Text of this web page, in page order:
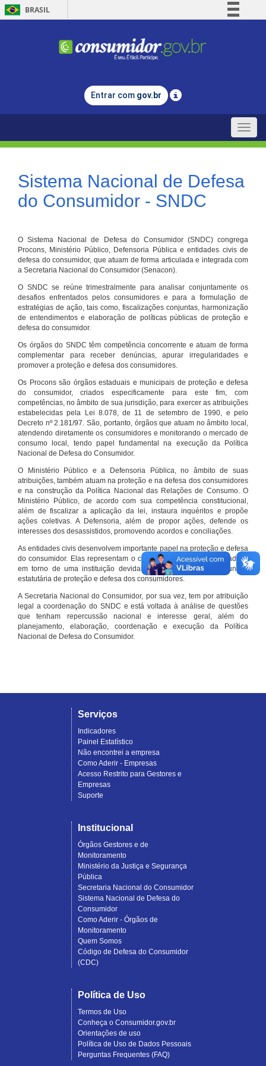
BRASIL
Comunica BR
Legislação
Entrar com gov.br
Toggle
Sistema Nacional de Defesa
do Consumidor - SNDC
O Sistema Nacional de Defesa do Consumidor (SNDC) congrega
Procons, Ministério Público, Defensoria Pública e entidades civis de
defesa do consumidor, que atuam de forma articulada e integrada com
a Secretaria Nacional do Consumidor (Senacon).
O SNDC se reúne trimestralmente para analisar conjuntamente os
desafios enfrentados pelos consumidores e para a formulação de
estratégias de ação, tais como, fiscalizações conjuntas, harmonização
de entendimentos e elaboração de políticas públicas de proteção e
defesa do consumidor.
Os órgãos do SNDC têm competência concorrente e atuam de forma
complementar para receber denúncias, apurar irregularidades e
promover a proteção e defesa dos consumidores.
Os Procons são órgãos estaduais e municipais de proteção e defesa
do consumidor, criados especificamente para este fim, com
competências, no âmbito de sua jurisdição, para exercer as atribuições
estabelecidas pela Lei 8.078, de 11 de setembro de 1990, e pelo
Decreto nº 2.181/97. São, portanto, órgãos que atuam no âmbito local,
atendendo diretamente os consumidores e monitorando o mercado de
consumo local, tendo papel fundamental na execução da Política
Nacional de Defesa do Consumidor.
O Ministério Público e a Defensoria Pública, no âmbito de suas
atribuições, também atuam na proteção e na defesa dos consumidores
e na construção da Política Nacional das Relações de Consumo. O
Ministério Público, de acordo com sua competência constitucional,
além de fiscalizar a aplicação da lei, instaura inquéritos e propõe
ações coletivas. A Defensoria, além de propor ações, defende os
interesses dos desassistidos, promovendo acordos e conciliações.
As entidades civis desenvolvem importante papel na proteção e defesa
do consumidor. Elas representam o conjunto organizado de cidadãos
em torno de uma instituição devidamente registrada e com função
estatutária de proteção e defesa dos consumidores.
A Secretaria Nacional do Consumidor, por sua vez, tem por atribuição
legal a coordenação do SNDC e está voltada à análise de questões
que tenham repercussão nacional e interesse geral, além do
planejamento, elaboração, coordenação e execução da Política
Nacional de Defesa do Consumidor.
Serviços
Indicadores
Painel Estatístico
Não encontrei a empresa
Como Aderir - Empresas
Acesso Restrito para Gestores e
Empresas
Suporte
Institucional
Órgãos Gestores e de
Monitoramento
Ministério da Justiça e Segurança
Pública
Secretaria Nacional do Consumidor
Sistema Nacional de Defesa do
Consumidor
Como Aderir - Órgãos de
Monitoramento
Quem Somos
Código de Defesa do Consumidor
(CDC)
Política de Uso
Termos de Uso
Conheça o Consumidor.gov.br
Orientações de uso
Política de Uso de Dados Pessoais
Perguntas Frequentes (FAQ)